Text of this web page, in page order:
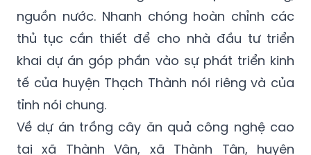
khai dự án góp phần vào sự phát triển kinh
tế của huyện Thạch Thành nói riêng và của
tỉnh nói chung.
Về dự án trồng cây ăn quả công nghệ cao
tại xã Thành Vân, xã Thành Tân, huyện
Thạch Thành, Bí thư Tỉnh ủy, Chủ tịch HĐND
tỉnh thống nhất về chủ trương theo nội dung